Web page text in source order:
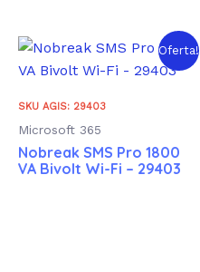
Oferta!
SKU AGIS: 29403
Microsoft 365
Nobreak SMS Pro 1800
VA Bivolt Wi-Fi – 29403